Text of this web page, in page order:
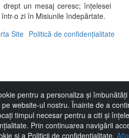
un mesaj ceresc; înțelesei
o zi în Misiunile îndepărtate.
Site Politică de confidențialitate
pentru a personaliza și îmbunătăți
website-ul nostru. Înainte de a
timpul necesar pentru a citi și
Prin continuarea navigării
și a Politicii de confidențialitate.